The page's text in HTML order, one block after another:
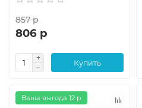
857 р
806 р
Купить
Ваша выгода 12 р